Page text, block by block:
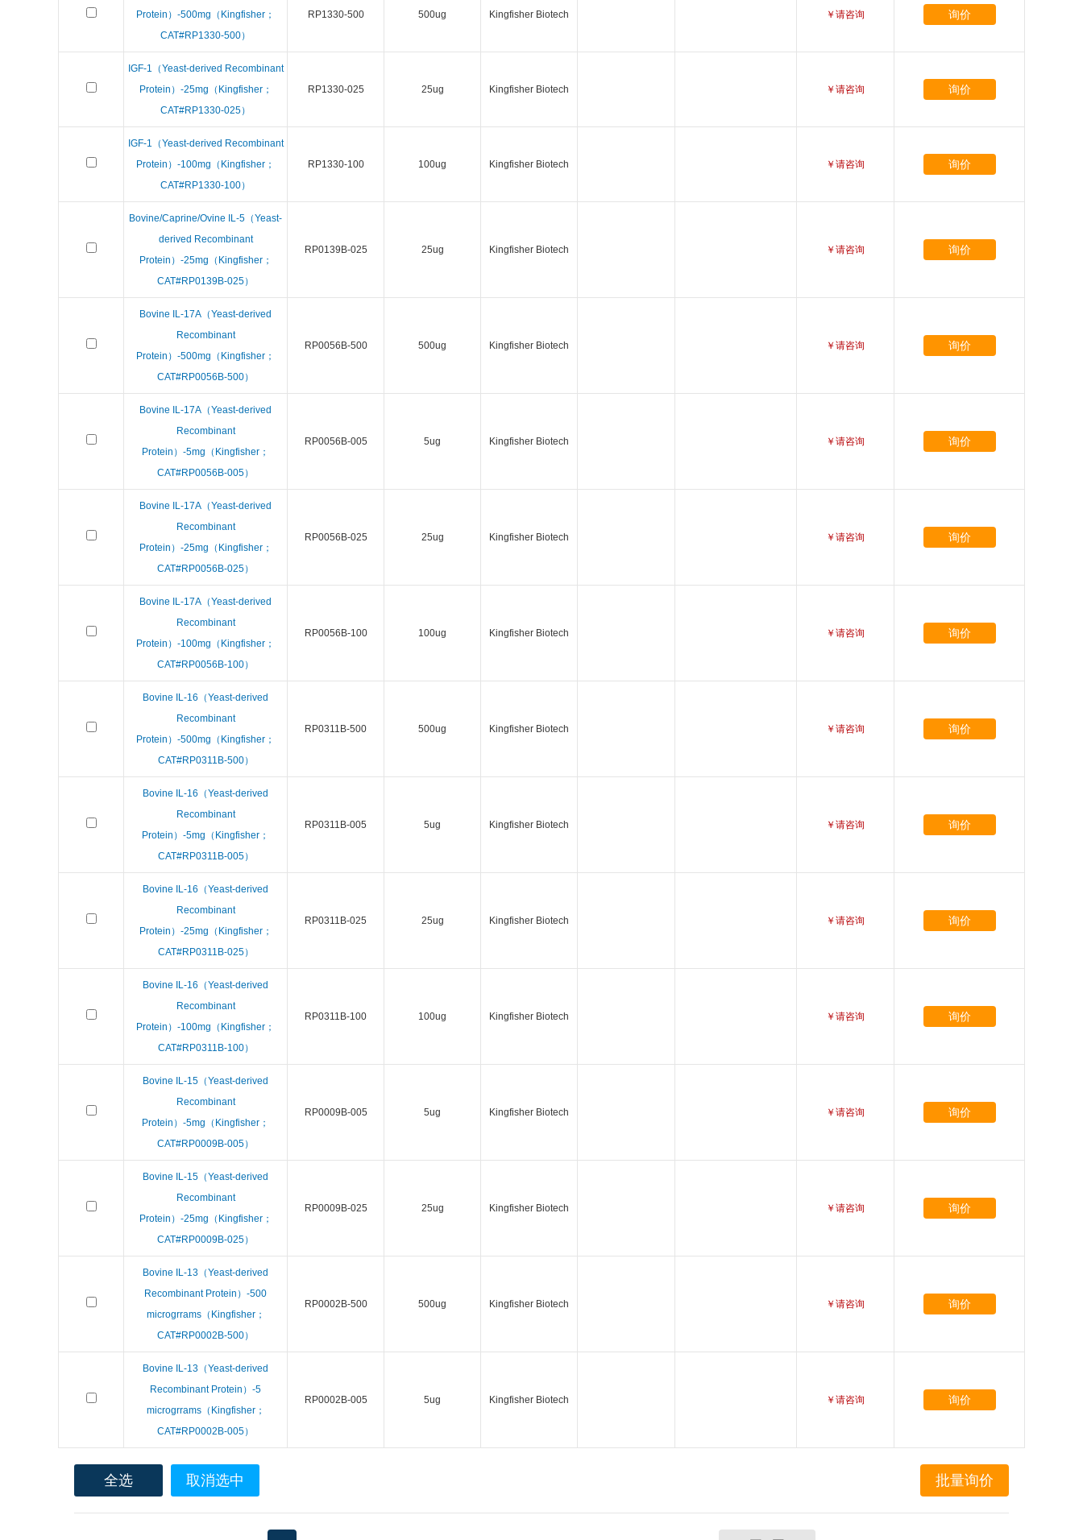
Protein）-500mg（Kingfisher；
CAT#RP1330-500）
RP1330-500 500ug Kingfisher Biotech ￥请咨询 询价
IGF-1（Yeast-derived Recombinant
Protein）-25mg（Kingfisher；
CAT#RP1330-025）
RP1330-025 25ug Kingfisher Biotech ￥请咨询 询价
IGF-1（Yeast-derived Recombinant
Protein）-100mg（Kingfisher；
CAT#RP1330-100）
RP1330-100 100ug Kingfisher Biotech ￥请咨询 询价
Bovine/Caprine/Ovine IL-5（Yeast-
derived Recombinant
Protein）-25mg（Kingfisher；
CAT#RP0139B-025）
RP0139B-025 25ug Kingfisher Biotech ￥请咨询 询价
Bovine IL-17A（Yeast-derived
Recombinant
Protein）-500mg（Kingfisher；
CAT#RP0056B-500）
RP0056B-500 500ug Kingfisher Biotech ￥请咨询 询价
Bovine IL-17A（Yeast-derived
Recombinant
Protein）-5mg（Kingfisher；
CAT#RP0056B-005）
RP0056B-005 5ug Kingfisher Biotech ￥请咨询 询价
Bovine IL-17A（Yeast-derived
Recombinant
Protein）-25mg（Kingfisher；
CAT#RP0056B-025）
RP0056B-025 25ug Kingfisher Biotech ￥请咨询 询价
Bovine IL-17A（Yeast-derived
Recombinant
Protein）-100mg（Kingfisher；
CAT#RP0056B-100）
RP0056B-100 100ug Kingfisher Biotech ￥请咨询 询价
Bovine IL-16（Yeast-derived
Recombinant
Protein）-500mg（Kingfisher；
CAT#RP0311B-500）
RP0311B-500 500ug Kingfisher Biotech ￥请咨询 询价
Bovine IL-16（Yeast-derived
Recombinant
Protein）-5mg（Kingfisher；
CAT#RP0311B-005）
RP0311B-005 5ug Kingfisher Biotech ￥请咨询 询价
Bovine IL-16（Yeast-derived
Recombinant
Protein）-25mg（Kingfisher；
CAT#RP0311B-025）
RP0311B-025 25ug Kingfisher Biotech ￥请咨询 询价
Bovine IL-16（Yeast-derived
Recombinant
Protein）-100mg（Kingfisher；
CAT#RP0311B-100）
RP0311B-100 100ug Kingfisher Biotech ￥请咨询 询价
Bovine IL-15（Yeast-derived
Recombinant
Protein）-5mg（Kingfisher；
CAT#RP0009B-005）
RP0009B-005 5ug Kingfisher Biotech ￥请咨询 询价
Bovine IL-15（Yeast-derived
Recombinant
Protein）-25mg（Kingfisher；
CAT#RP0009B-025）
RP0009B-025 25ug Kingfisher Biotech ￥请咨询 询价
Bovine IL-13（Yeast-derived
Recombinant Protein）-500
microgrrams（Kingfisher；
CAT#RP0002B-500）
RP0002B-500 500ug Kingfisher Biotech ￥请咨询 询价
Bovine IL-13（Yeast-derived
Recombinant Protein）-5
microgrrams（Kingfisher；
CAT#RP0002B-005）
RP0002B-005 5ug Kingfisher Biotech ￥请咨询 询价
全选 取消选中